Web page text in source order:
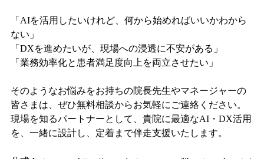
「AIを活用したいけれど、何から始めればいいかわから
ない」
「DXを進めたいが、現場への浸透に不安がある」
「業務効率化と患者満足度向上を両立させたい」
そのようなお悩みをお持ちの院長先生やマネージャーの
皆さまは、ぜひ無料相談からお気軽にご連絡ください。
現場を知るパートナーとして、貴院に最適なAI・DX活用
を、一緒に設計し、定着まで伴走支援いたします。